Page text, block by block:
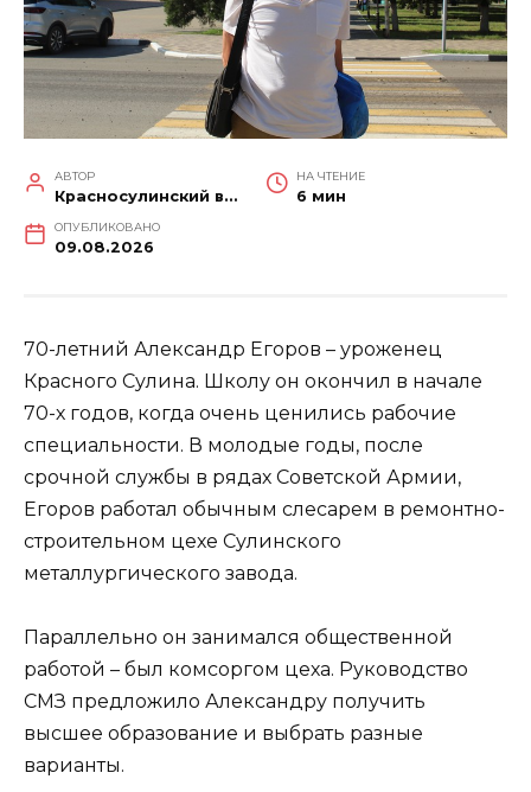
АВТОР
Красносулинский вестник
НА ЧТЕНИЕ
6 мин
ОПУБЛИКОВАНО
09.08.2026
70-летний Александр Егоров – уроженец
Красного Сулина. Школу он окончил в начале
70-х годов, когда очень ценились рабочие
специальности. В молодые годы, после
срочной службы в рядах Советской Армии,
Егоров работал обычным слесарем в ремонтно-
строительном цехе Сулинского
металлургического завода.
Параллельно он занимался общественной
работой – был комсоргом цеха. Руководство
СМЗ предложило Александру получить
высшее образование и выбрать разные
варианты.